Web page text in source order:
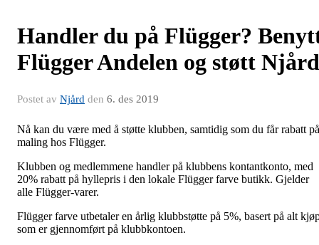
Handler du på Flügger?
Flügger Andelen og støtt Njård
Postet av Njård den 6. des 2019
Nå kan du være med å støtte klubben, samtidig som du får rabatt på
maling hos Flügger.
Klubben og medlemmene handler på klubbens kontantkonto, med
20% rabatt på hyllepris i den lokale Flügger farve butikk. Gjelder
alle Flügger-varer.
Flügger farve utbetaler en årlig klubbstøtte på 5%, basert på alt
som er gjennomført på klubbkontoen.